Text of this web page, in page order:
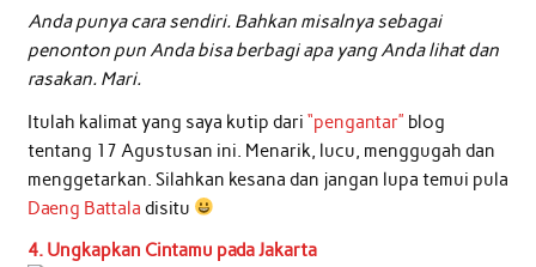
Anda punya cara sendiri. Bahkan misalnya sebagai
penonton pun Anda bisa berbagi apa yang Anda lihat dan
rasakan. Mari.
Itulah kalimat yang saya kutip dari “pengantar” blog
tentang 17 Agustusan ini. Menarik, lucu, menggugah dan
menggetarkan. Silahkan kesana dan jangan lupa temui pula
Daeng Battala disitu
4. Ungkapkan Cintamu pada Jakarta